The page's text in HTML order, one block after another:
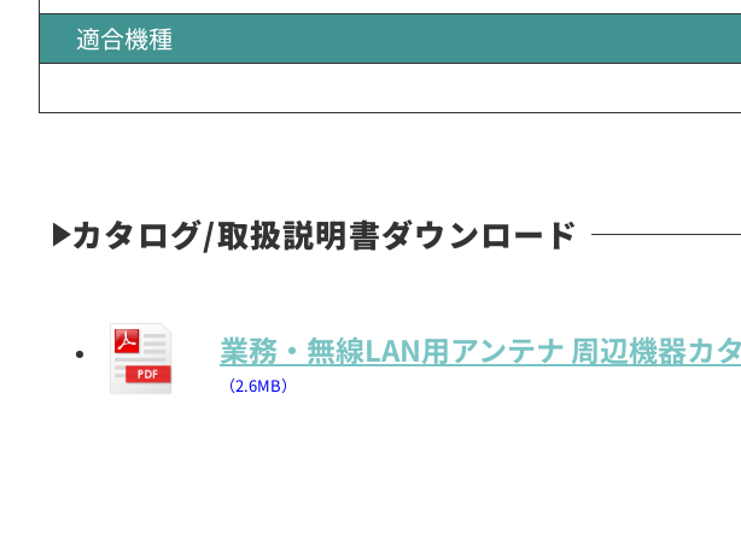
適合機種
カタログ/取扱説明書ダウンロード
業務・無線LAN用アンテナ 周辺機器カ
（2.6MB）